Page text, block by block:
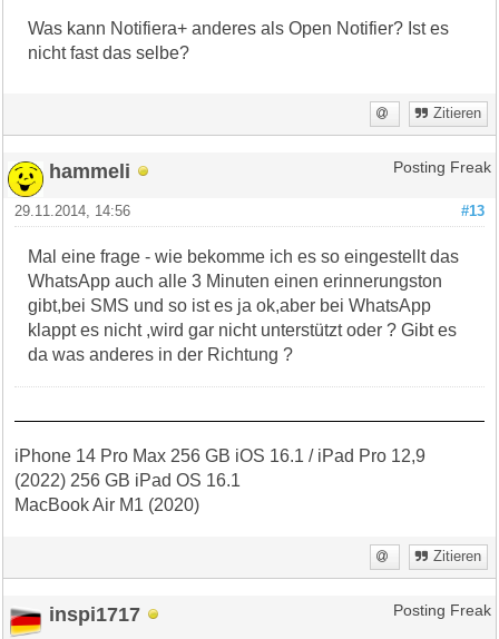
Was kann Notifiera+ anderes als Open Notifier? Ist es
nicht fast das selbe?
Zitieren
hammeli Posting Freak
#13
29.11.2014, 14:56
Mal eine frage - wie bekomme ich es so eingestellt das
WhatsApp auch alle 3 Minuten einen erinnerungston
gibt,bei SMS und so ist es ja ok,aber bei WhatsApp
klappt es nicht ,wird gar nicht unterstützt oder ? Gibt es
da was anderes in der Richtung ?
iPhone 14 Pro Max 256 GB iOS 16.1 / iPad Pro 12,9
(2022) 256 GB iPad OS 16.1
MacBook Air M1 (2020)
Zitieren
inspi1717 Posting Freak